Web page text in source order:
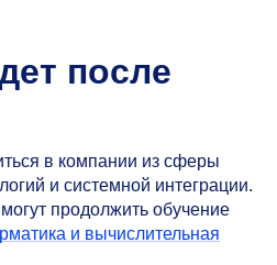
после
в компании из сферы
и системной интеграции.
продолжить обучение
и вычислительная